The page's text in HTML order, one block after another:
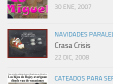
30 ENE, 2007
NAVIDADES
Crasa Crisis
22 DIC, 2008
CATEADOS PARA